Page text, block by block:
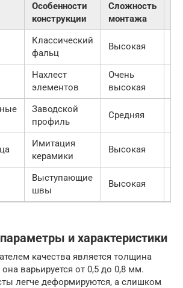
Особенности
конструкции
Сложность
монтажа
Классический
фальц
Высокая
Нахлест
элементов
Очень
высокая
Заводской
профиль
Средняя
Имитация
керамики
Высокая
Выступающие
швы
Высокая
и характеристики
качества является толщина
варьируется от 0,5 до 0,8 мм.
легче деформируются, а слишком